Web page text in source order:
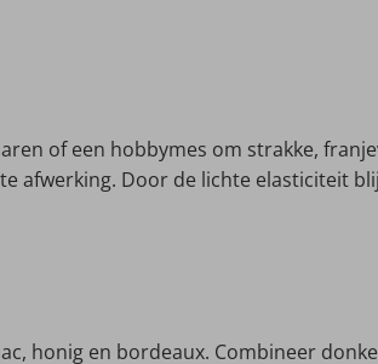
of een hobbymes om strakke,
afwerking. Door de lichte elasticiteit
honig en bordeaux. Combineer